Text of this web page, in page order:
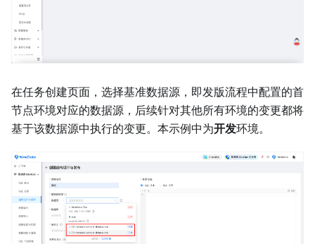
在任务创建页面，选择基准数据源，即发版流程中配置的首
节点环境对应的数据源，后续针对其他所有环境的变更都将
基于该数据源中执行的变更。本示例中为开发环境。